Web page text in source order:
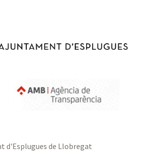
d'Esplugues de Llobregat